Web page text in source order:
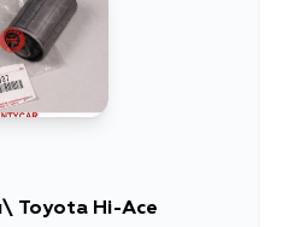
3804
Toyota Hi-Ace